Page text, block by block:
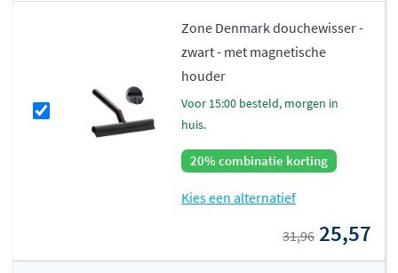
Zone Denmark douchewisser -
zwart - met magnetische
houder
voor 15:00 besteld, morgen in
huis.
20% combinatie korting
Kies een alternatief
31,96 25,57